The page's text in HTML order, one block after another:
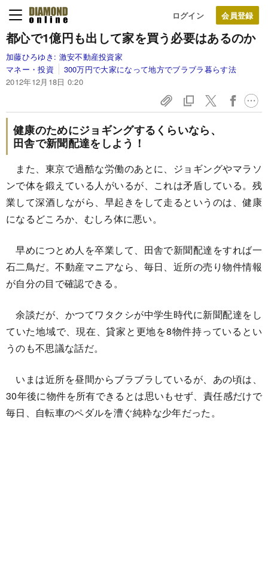
ログイン
都心で1億円も出して家を買う必要はあるのか
加藤ひろゆき: 激安不動産投資家
マネー・投資
300万円で大家になって地方でブラブラ暮らす法
2012年12月18日 0:20
健康のためにジョギングするくらいなら、
田舎で新聞配達をしよう！
また、東京で過酷な労働のあとに、ジョギングやマラソ
ンで体を鍛えている人がいるが、これは矛盾している。残
業して深酒しながら、早起きをして走るというのは、健康
になるどころか、むしろ体に悪い。
早めにつとめ人を卒業して、田舎で新聞配達をすれば一
石二鳥だ。不動産マニアなら、毎日、近所の売り物件情報
が自分の目で確認できる。
余談だが、かつてワタクシが中学生時代に新聞配達をし
ていた地域で、現在、貸家と更地を8物件持っているとい
うのも不思議な話だ。
いまは近所を昼間からブラブラしているが、あの頃は、
30年後に物件を所有できるとは思いもせず、責任感だけで
毎日、自転車のペダルを漕ぐ純粋な少年だった。